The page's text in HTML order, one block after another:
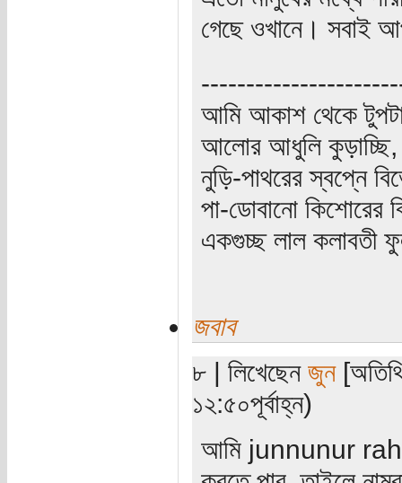
গেছে ওখানে। সবাই
আমি আকাশ থেকে
আলোর আধুলি কুড়াচ্ছি,
নুড়ি-পাথরের স্বপ্নে
পা-ডোবানো কিশোরের
একগুচ্ছ লাল কলাবতী
জবাব
৮ | লিখেছেন জুন
১২:৫০পূর্বাহ্ন)
আমি junnunur